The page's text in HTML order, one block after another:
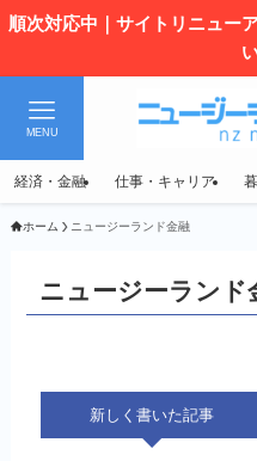
順次対応中｜サイトリニュー
MENU
経済・金融 仕事・キャリア
ホーム ニュージーランド金融
ニュージーランド
新しく書いた記事